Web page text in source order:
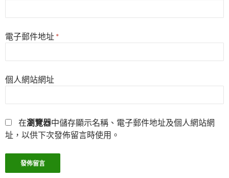
電子郵件地址 *
個人網站網址
在瀏覽器中儲存顯示名稱、電子郵件地址及個人網站網
址，以供下次發佈留言時使用。